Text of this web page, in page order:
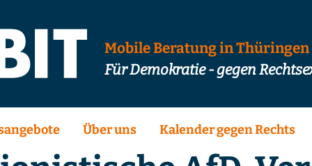
Mobile Beratung in Thüringen
Für Demokratie - gegen
Über uns Kalender gegen Rechts